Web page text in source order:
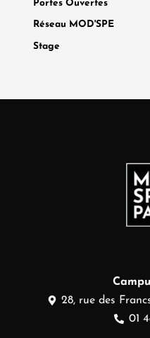
Portes Ouvertes
Réseau MOD'SPE
Stage
28, rue des
01